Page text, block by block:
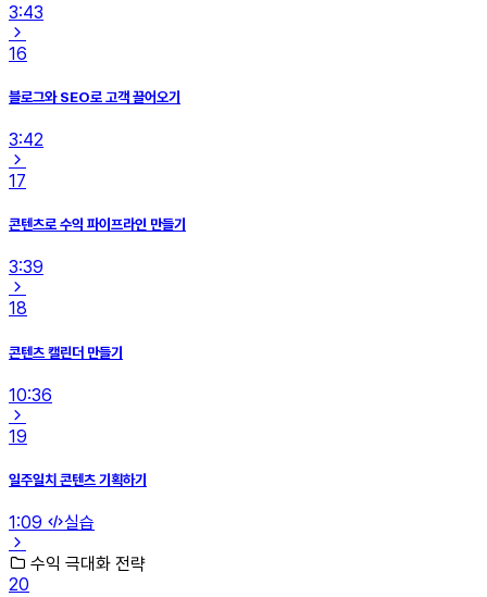
3:43
16
블로그와 SEO로 고객 끌어오기
3:42
17
콘텐츠로 수익 파이프라인 만들기
3:39
18
콘텐츠 캘린더 만들기
10:36
19
일주일치 콘텐츠 기획하기
1:09
실습
수익 극대화 전략
20